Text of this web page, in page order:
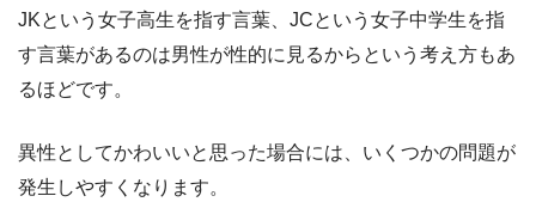
JKという女子高生を指す言葉、JCという女子中学生を指
す言葉があるのは男性が性的に見るからという考え方もあ
るほどです。
異性としてかわいいと思った場合には、いくつかの問題が
発生しやすくなります。